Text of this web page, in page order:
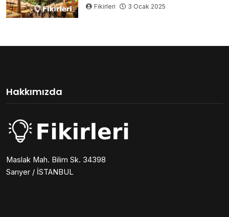
Fikirleri 3 Ocak 2025
Hakkımızda
Maslak Mah. Bilim Sk. 34398
Sarıyer / İSTANBUL